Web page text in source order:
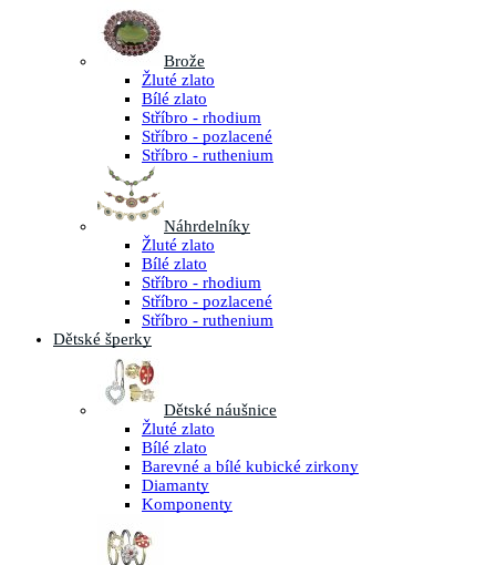
Brože
Žluté zlato
Bílé zlato
Stříbro - rhodium
Stříbro - pozlacené
Stříbro - ruthenium
Náhrdelníky
Žluté zlato
Bílé zlato
Stříbro - rhodium
Stříbro - pozlacené
Stříbro - ruthenium
Dětské šperky
Dětské náušnice
Žluté zlato
Bílé zlato
Barevné a bílé kubické zirkony
Diamanty
Komponenty